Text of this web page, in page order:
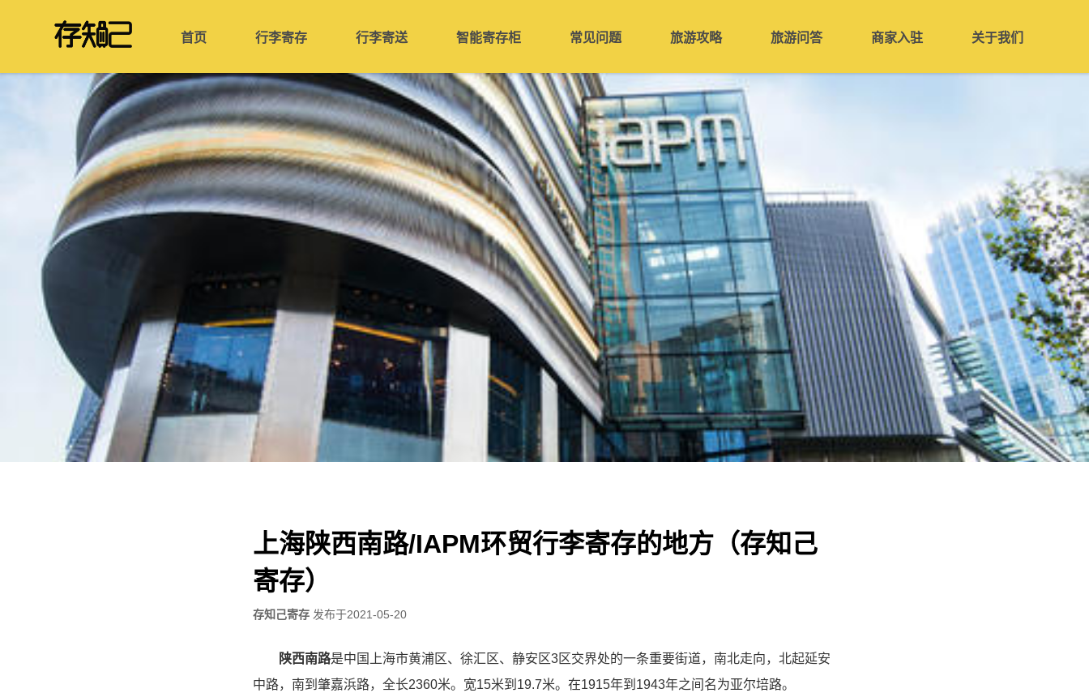
首页 行李寄存 行李寄送 智能寄存柜 常见问题 旅游攻略 旅游问答 商家入驻 关于我们
上海陕西南路/IAPM环贸行李寄存的地方（存知己
寄存）
存知己寄存 发布于2021-05-20
陕西南路是中国上海市黄浦区、徐汇区、静安区3区交界处的一条重要街道，南北走向，北起延安
中路，南到肇嘉浜路，全长2360米。宽15米到19.7米。在1915年到1943年之间名为亚尔培路。